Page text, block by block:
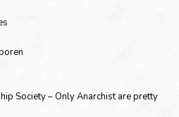
Society – Only Anarchist are pretty